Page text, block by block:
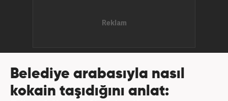
Belediye arabasıyla nasıl
kokain taşıdığını anlat: